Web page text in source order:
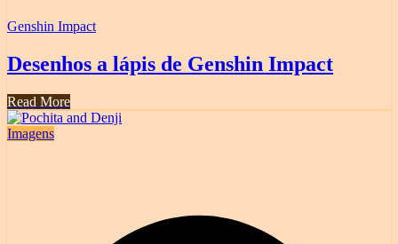
Genshin Impact
Desenhos a lápis de Genshin Impact
Read More
Imagens